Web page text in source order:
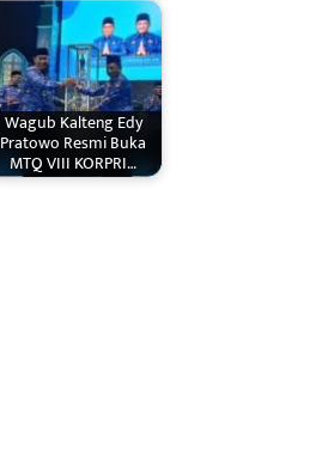
Wagub Kalteng Edy
Pratowo Resmi Buka
MTQ VIII KORPRI…